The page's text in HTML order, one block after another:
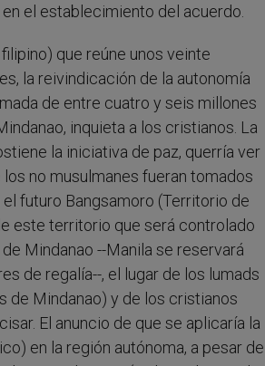
el establecimiento del acuerdo.
que reúne unos veinte
la reivindicación de la autonomía
de entre cuatro y seis millones
inquieta a los cristianos. La
la iniciativa de paz, querría ver
no musulmanes fueran tomados
futuro Bangsamoro (Territorio de
este territorio que será controlado
Mindanao --Manila se reservará
de regalía--, el lugar de los lumads
de Mindanao) y de los cristianos
El anuncio de que se aplicaría la
en la región autónoma, a pesar de